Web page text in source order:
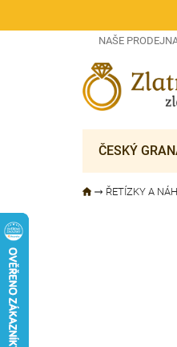
NAŠE
ČESKÝ
ŘETÍZKY A